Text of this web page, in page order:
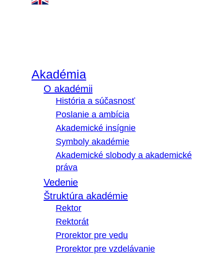
Akadémia
O akadémii
História a súčasnosť
Poslanie a ambícia
Akademické insígnie
Symboly akadémie
Akademické slobody a akademické
práva
Vedenie
Štruktúra akadémie
Rektor
Rektorát
Prorektor pre vedu
Prorektor pre vzdelávanie